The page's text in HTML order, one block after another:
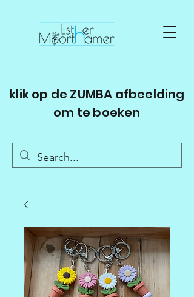
klik op de ZUMBA afbeelding
om te boeken